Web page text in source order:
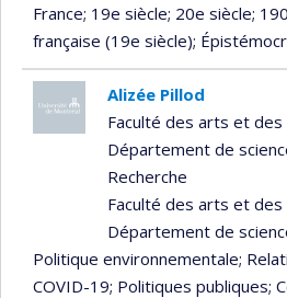
France; 19e siècle; 20e siècle;
française (19e siècle);
Alizée Pillod
Faculté des arts et des
Département de
Recherche
Faculté des arts et des
Département de
Politique environnementale;
COVID-19; Politiques publiques;